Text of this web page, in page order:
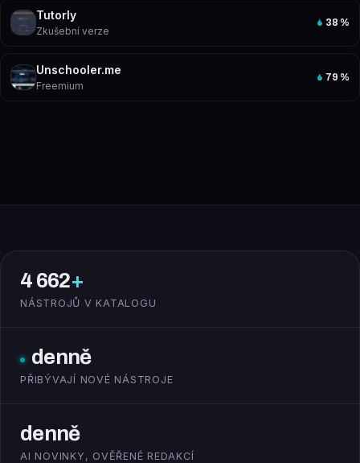
Tutorly
Zkušební verze
38 %
Unschooler.me
Freemium
79 %
4 662+
NÁSTROJŮ V KATALOGU
denně
PŘIBÝVAJÍ NOVÉ NÁSTROJE
denně
AI NOVINKY, OVĚŘENÉ REDAKCÍ